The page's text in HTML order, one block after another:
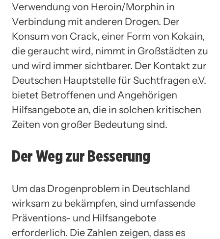
Verwendung von Heroin/Morphin in
Verbindung mit anderen Drogen. Der
Konsum von Crack, einer Form von Kokain,
die geraucht wird, nimmt in Großstädten zu
und wird immer sichtbarer. Der Kontakt zur
Deutschen Hauptstelle für Suchtfragen e.V.
bietet Betroffenen und Angehörigen
Hilfsangebote an, die in solchen kritischen
Zeiten von großer Bedeutung sind.
Der Weg zur Besserung
Um das Drogenproblem in Deutschland
wirksam zu bekämpfen, sind umfassende
Präventions- und Hilfsangebote
erforderlich. Die Zahlen zeigen, dass es